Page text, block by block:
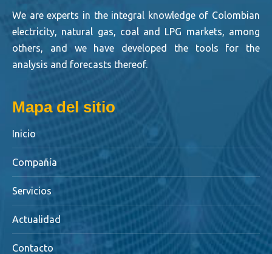
We are experts in the integral knowledge of Colombian
electricity, natural gas, coal and LPG markets, among
others, and we have developed the tools for the
analysis and forecasts thereof.
Mapa del sitio
Inicio
Compañía
Servicios
Actualidad
Contacto